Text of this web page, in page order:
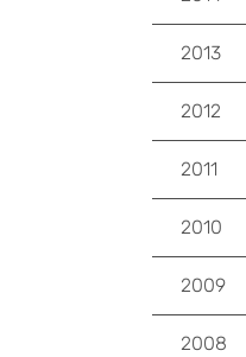
2013
2012
2011
2010
2009
2008